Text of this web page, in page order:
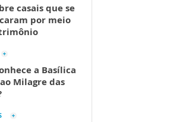
casais que se
por meio
a Basílica
Milagre das